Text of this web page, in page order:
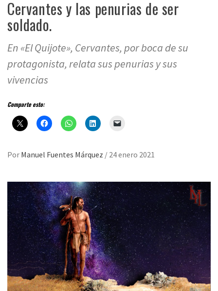
Cervantes y las penurias de ser
soldado.
En «El Quijote», Cervantes, por boca de su
protagonista, relata sus penurias y sus
vivencias
Comparte esto:
Por Manuel Fuentes Márquez / 24 enero 2021